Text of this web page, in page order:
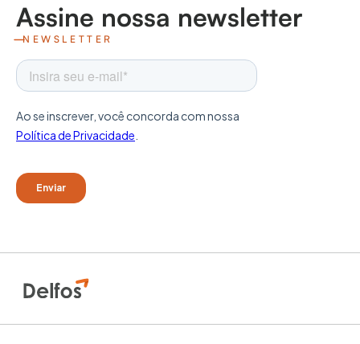
Assine nossa newsletter
NEWSLETTER